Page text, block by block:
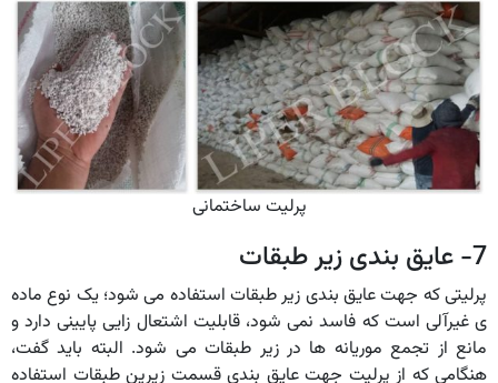
پرلیت ساختمانی
7- عایق بندی زیر طبقات
پرلیتی که جهت عایق بندی زیر طبقات استفاده می شود؛ یک نوع ماده
ی غیرآلی است که فاسد نمی شود، قابلیت اشتعال زایی پایینی دارد و
مانع از تجمع موریانه ها در زیر طبقات می شود. البته باید گفت،
هنگامی که از پرلیت جهت عایق بندی قسمت زیرین طبقات استفاده